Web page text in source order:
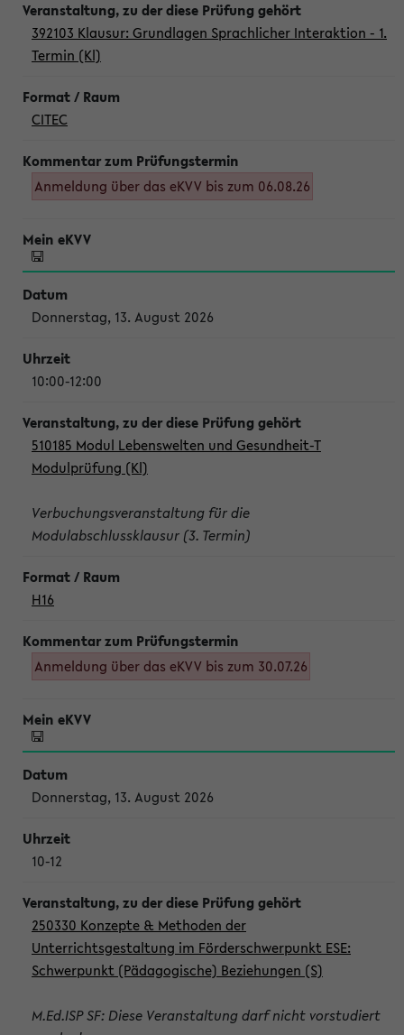
392103 Klausur: Grundlagen Sprachlicher Interaktion - 1.
Termin (Kl)
CITEC
Anmeldung über das eKVV bis zum 06.08.26
Donnerstag, 13. August 2026
10:00-12:00
510185 Modul Lebenswelten und Gesundheit-T
Modulprüfung (Kl)
Verbuchungsveranstaltung für die
Modulabschlussklausur (3. Termin)
H16
Anmeldung über das eKVV bis zum 30.07.26
Donnerstag, 13. August 2026
10-12
250330 Konzepte & Methoden der
Unterrichtsgestaltung im Förderschwerpunkt ESE:
Schwerpunkt (Pädagogische) Beziehungen (S)
M.Ed.ISP SF: Diese Veranstaltung darf nicht vorstudiert